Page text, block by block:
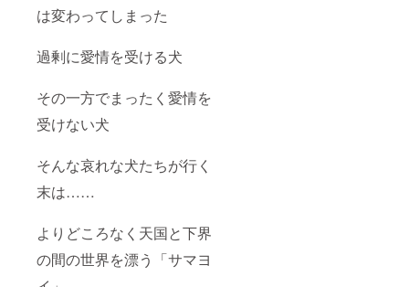
は変わってしまった
過剰に愛情を受ける犬
その一方でまったく愛情を
受けない犬
そんな哀れな犬たちが行く
末は……
よりどころなく天国と下界
の間の世界を漂う「サマヨ